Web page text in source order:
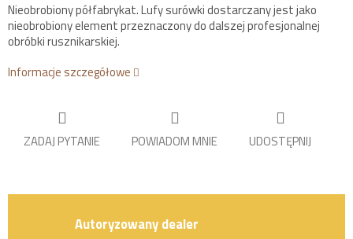
Nieobrobiony półfabrykat. Lufy surówki dostarczany jest jako
nieobrobiony element przeznaczony do dalszej profesjonalnej
obróbki rusznikarskiej.
Informacje szczegółowe
ZADAJ PYTANIE POWIADOM MNIE UDOSTĘPNIJ
Autoryzowany dealer